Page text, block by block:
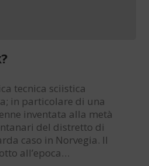
tecnica sciistica
in particolare di una
inventata alla metà
del distretto di
caso in Norvegia. Il
all’epoca…